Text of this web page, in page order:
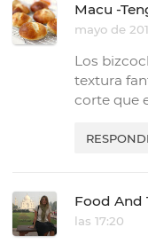
Macu -
mayo de
Los
textura
corte que
Food And
las 17:20